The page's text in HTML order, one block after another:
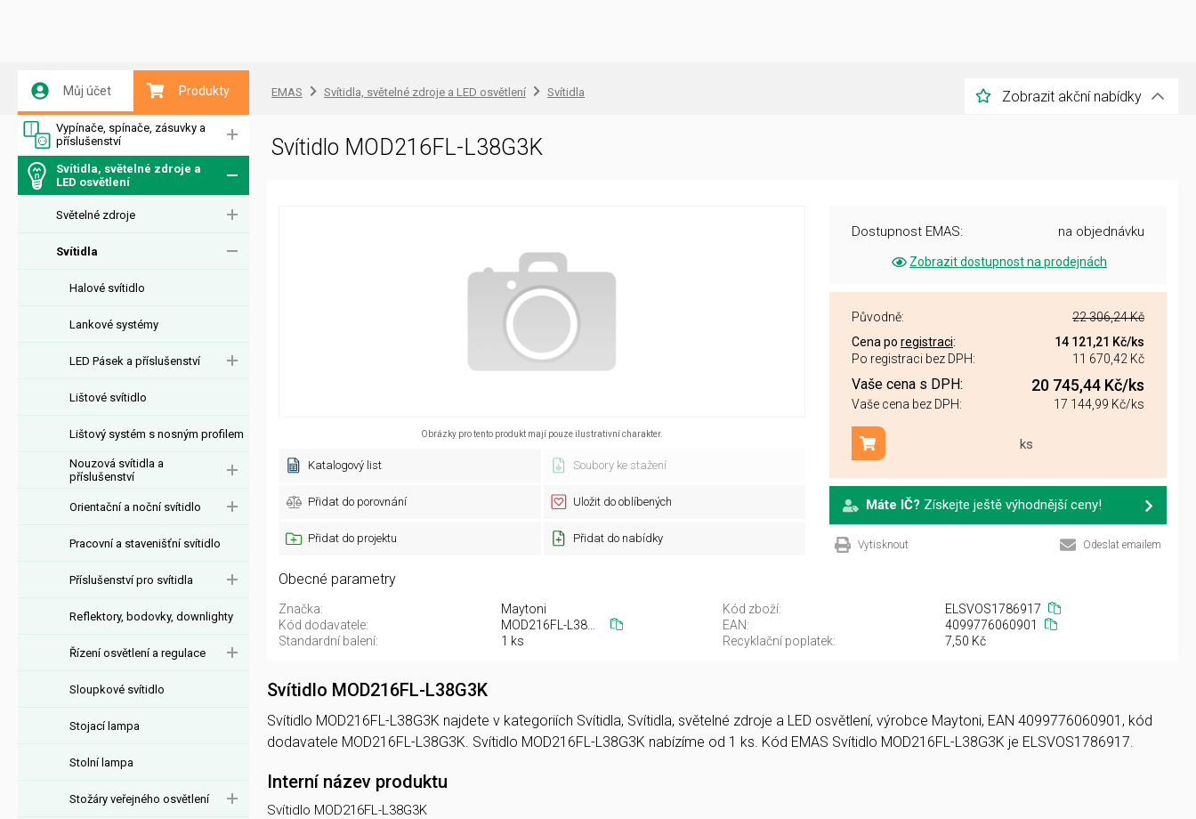
Můj účet Produkty
Vypínače, spínače, zásuvky a
příslušenství
Svítidla, světelné zdroje a
LED osvětlení
Světelné zdroje
Svítidla
Halové svítidlo
Lankové systémy
LED Pásek a příslušenství
Lištové svítidlo
Lištový systém s nosným profilem
Nouzová svítidla a
příslušenství
Orientační a noční svítidlo
Pracovní a stavenišťní svítidlo
Příslušenství pro svítidla
Reflektory, bodovky, downlighty
Řízení osvětlení a regulace
Sloupkové svítidlo
Stojací lampa
Stolní lampa
Stožáry veřejného osvětlení
EMAS Svítidla, světelné zdroje a LED osvětlení Svítidla Zobrazit akční nabídky
Svítidlo MOD216FL-L38G3K
Obrázky pro tento produkt mají pouze ilustrativní charakter.
Katalogový list Soubory ke stažení
Přidat do porovnání Uložit do oblíbených
Přidat do projektu Přidat do nabídky
Dostupnost EMAS: na objednávku
Zobrazit dostupnost na prodejnách
Původně:
22 306,24 Kč
Cena po registraci: 14 121,21 Kč/ks
Po registraci bez DPH:
11 670,42 Kč
Vaše cena s DPH: 20 745,44 Kč/ks
Vaše cena bez DPH: 17 144,99 Kč/ks
ks
Přidat do košíku
Máte IČ? Získejte ještě výhodnější ceny!
Vytisknout Odeslat emailem
Obecné parametry
Značka: Maytoni Kód zboží:
ELSVOS1786917
Kód dodavatele:
MOD216FL-L38G3K EAN:
4099776060901
Standardní balení:
1 ks Recyklační poplatek: 7,50 Kč
Svítidlo MOD216FL-L38G3K
Svítidlo MOD216FL-L38G3K najdete v kategoriích Svítidla, Svítidla, světelné zdroje a LED osvětlení, výrobce Maytoni, EAN 4099776060901, kód
dodavatele MOD216FL-L38G3K. Svítidlo MOD216FL-L38G3K nabízíme od 1 ks. Kód EMAS Svítidlo MOD216FL-L38G3K je ELSVOS1786917.
Interní název produktu
Svítidlo MOD216FL-L38G3K